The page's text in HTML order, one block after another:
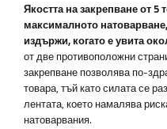
Якостта на закрепване от 5
максималното
издържи, когато е увита
от две противоположни
закрепване позволява по-
товара, тъй като силата се
лентата, което намалява
натоварвания.